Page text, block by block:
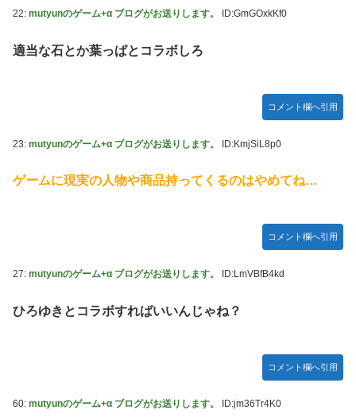
22: mutyunのゲーム+α ブログがお送りします。 ID:GmGOxkKf0
適当な石とか葉っぱとコラボしろ
コメント欄へ引用
23: mutyunのゲーム+α ブログがお送りします。 ID:KmjSiL8p0
ゲームに現実の人物や商品持ってくるのはやめてね…
コメント欄へ引用
27: mutyunのゲーム+α ブログがお送りします。 ID:LmVBfB4kd
ひろゆきとコラボすればいいんじゃね？
コメント欄へ引用
60: mutyunのゲーム+α ブログがお送りします。 ID:jm36Tr4K0